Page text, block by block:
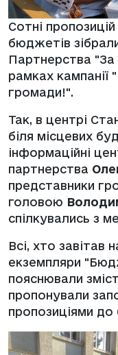
Сотні
бюджетів
Партнерства "За
рамках
громади!".
Так, в центрі
біля місцевих
інформаційні
партнерства
представники
головою
спілкувались з
Всі, хто завітав
екземпляри
пояснювали
пропонували
пропозиціями